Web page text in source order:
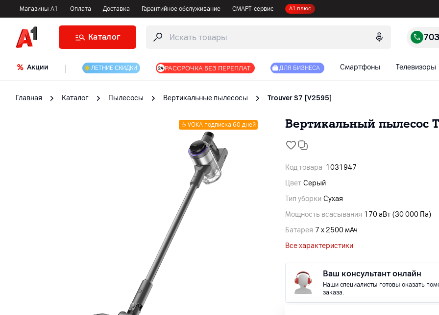
Магазины А1 Оплата Доставка Гарантийное обслуживание СМАРТ-сервис А1 плюс
Каталог
Акции ЛЕТНИЕ СКИДКИ РАССРОЧКА БЕЗ ПЕРЕПЛАТ ДЛЯ БИЗНЕСА Смартфоны Телевизоры
Главная Каталог Пылесосы Вертикальные пылесосы Trouver S7 [V2595]
VOKA подписка 60 дней Вертикальный пылесос
Код товара 1031947
Цвет Серый
Тип уборки Сухая
Мощность всасывания 170 аВт (30 000 Па)
Батарея 7 х 2500 мАч
Все характеристики
Ваш консультант онлайн
Наши специалисты готовы оказать
заказа.